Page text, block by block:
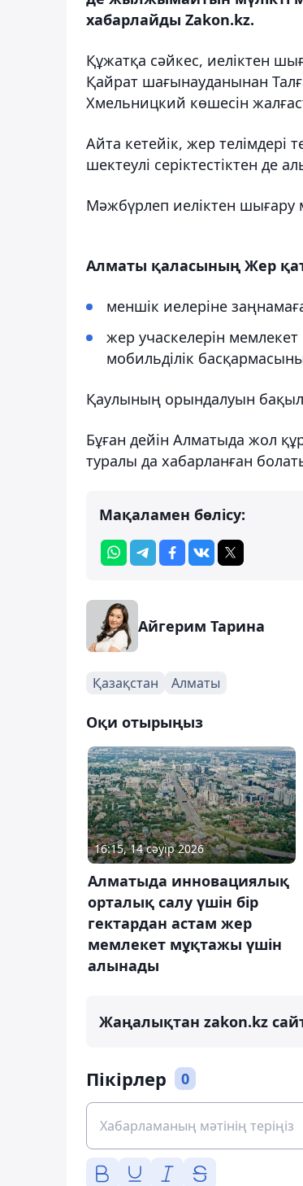
хабарлайды Zakon.kz.
Құжатқа сәйкес, иеліктен
Қайрат шағынауданынан
Хмельницкий көшесін
Айта кетейік, жер телімдері
шектеулі серіктестіктен де
Мәжбүрлеп иеліктен шығару
Алматы қаласының Жер
меншік иелеріне
жер учаскелерін
мобильділік
Қаулының орындалуын
Бұған дейін Алматыда жол
туралы да хабарланған
Мақаламен бөлісу:
Айгерим Тарина
Қазақстан Алматы
Оқи отырыңыз
16:15, 14 сәуір 2026
Алматыда инновациялық
орталық салу үшін бір
гектардан астам жер
мемлекет мұқтажы үшін
алынады
Жаңалықтан zakon.kz
Пікірлер 0